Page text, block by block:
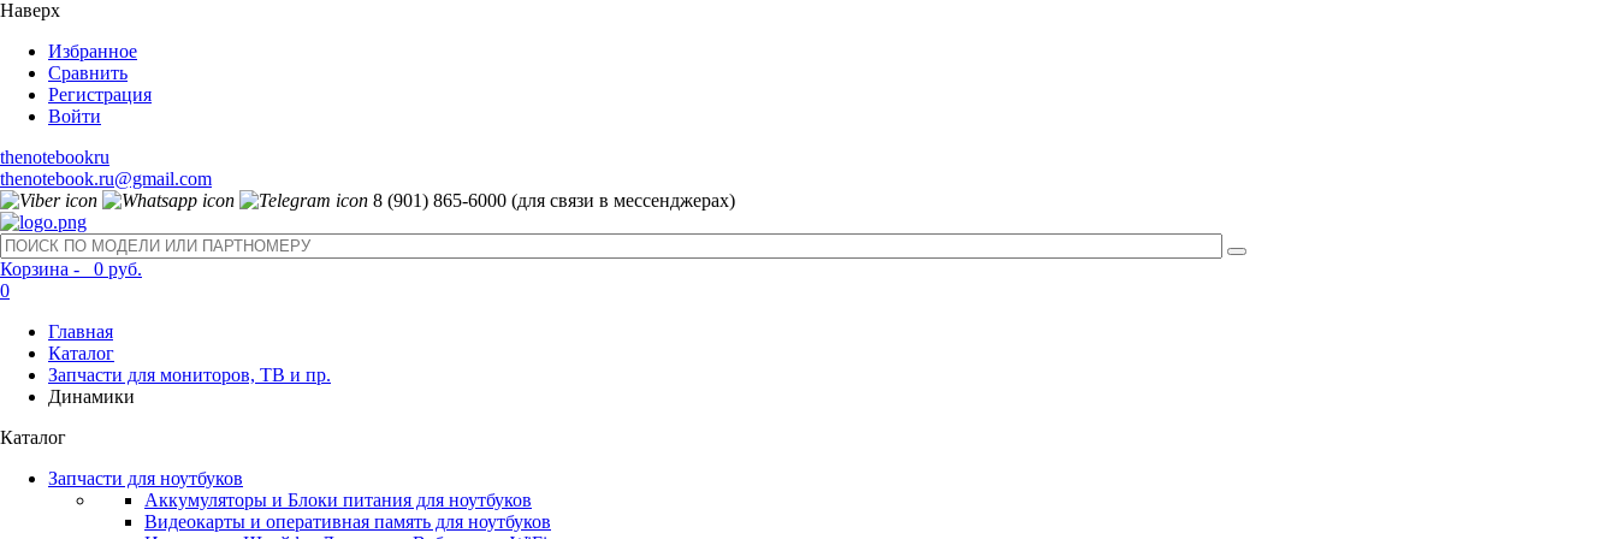
Наверх
Избранное
Сравнить
Регистрация
Войти
thenotebookru
thenotebook.ru@gmail.com
8 (901) 865-6000 (для связи в мессенджерах)
Корзина -
0 руб.
0
Главная
Каталог
Запчасти для мониторов, ТВ и пр.
Динамики
Каталог
Запчасти для ноутбуков
Аккумуляторы и Блоки питания для ноутбуков
Видеокарты и оперативная память для ноутбуков